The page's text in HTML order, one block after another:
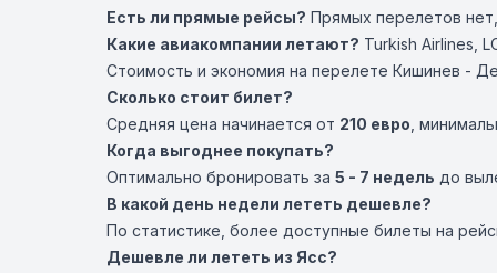
Есть ли прямые рейсы? Прямых перелетов
Какие авиакомпании летают? Turkish Airlines
Стоимость и экономия на перелете Кишинев -
Сколько стоит билет?
Средняя цена начинается от 210 евро ,
Когда выгоднее покупать?
Оптимально бронировать за 5 - 7 недель до
В какой день недели лететь дешевле?
По статистике, более доступные билеты на
Дешевле ли лететь из Ясс?